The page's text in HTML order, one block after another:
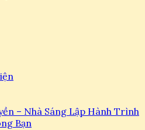
– Nhà Sáng Lập Hành Trình
Bạn